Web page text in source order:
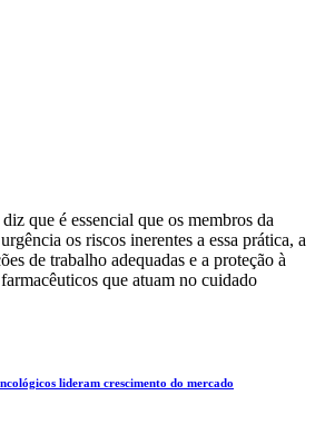
que é essencial que os membros da
os riscos inerentes a essa prática, a
de trabalho adequadas e a proteção à
que atuam no cuidado
lideram crescimento do mercado